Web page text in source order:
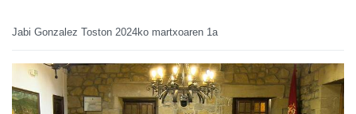
Jabi Gonzalez Toston 2024ko martxoaren 1a